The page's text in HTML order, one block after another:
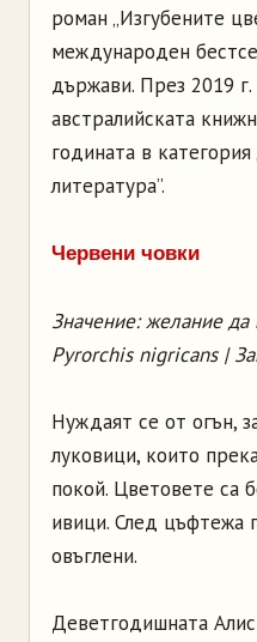
роман „Изгубените
международен
държави. През 2019
австралийската
годината в
литература”.
Червени човки
Значение: желание
Pyrorchis nigricans |
Нуждаят се от огън,
луковици, които
покой. Цветовете са
ивици. След цъфтежа
овъглени.
Деветгодишната